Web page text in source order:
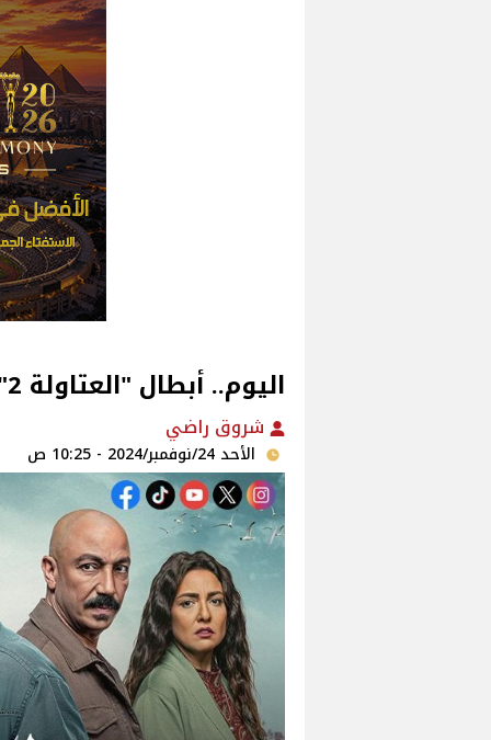
اليوم.. أبطال "العتاولة 2" على كورنيش الإسكندرية‎
شروق راضي
الأحد 24/نوفمبر/2024 - 10:25 ص